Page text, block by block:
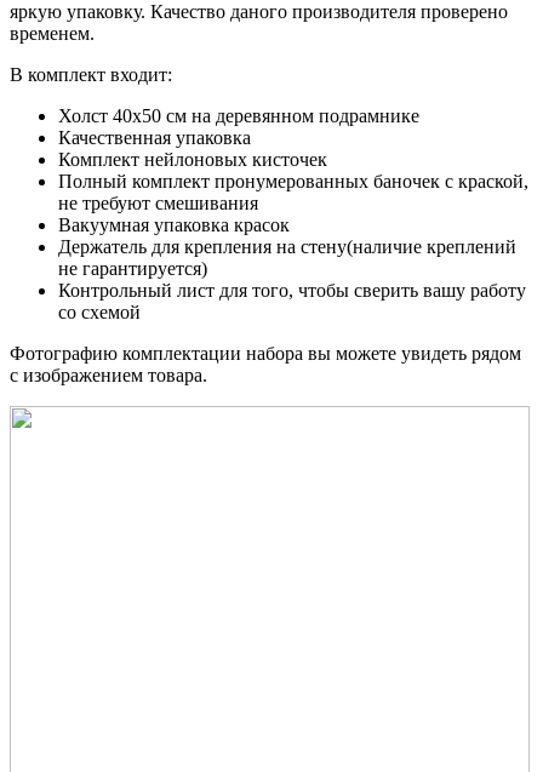
яркую упаковку. Качество даного производителя проверено
временем.
В комплект входит:
Холст 40x50 см на деревянном подрамнике
Качественная упаковка
Комплект нейлоновых кисточек
Полный комплект пронумерованных баночек с краской,
не требуют смешивания
Вакуумная упаковка красок
Держатель для крепления на стену(наличие креплений
не гарантируется)
Контрольный лист для того, чтобы сверить вашу работу
со схемой
Фотографию комплектации набора вы можете увидеть рядом
с изображением товара.